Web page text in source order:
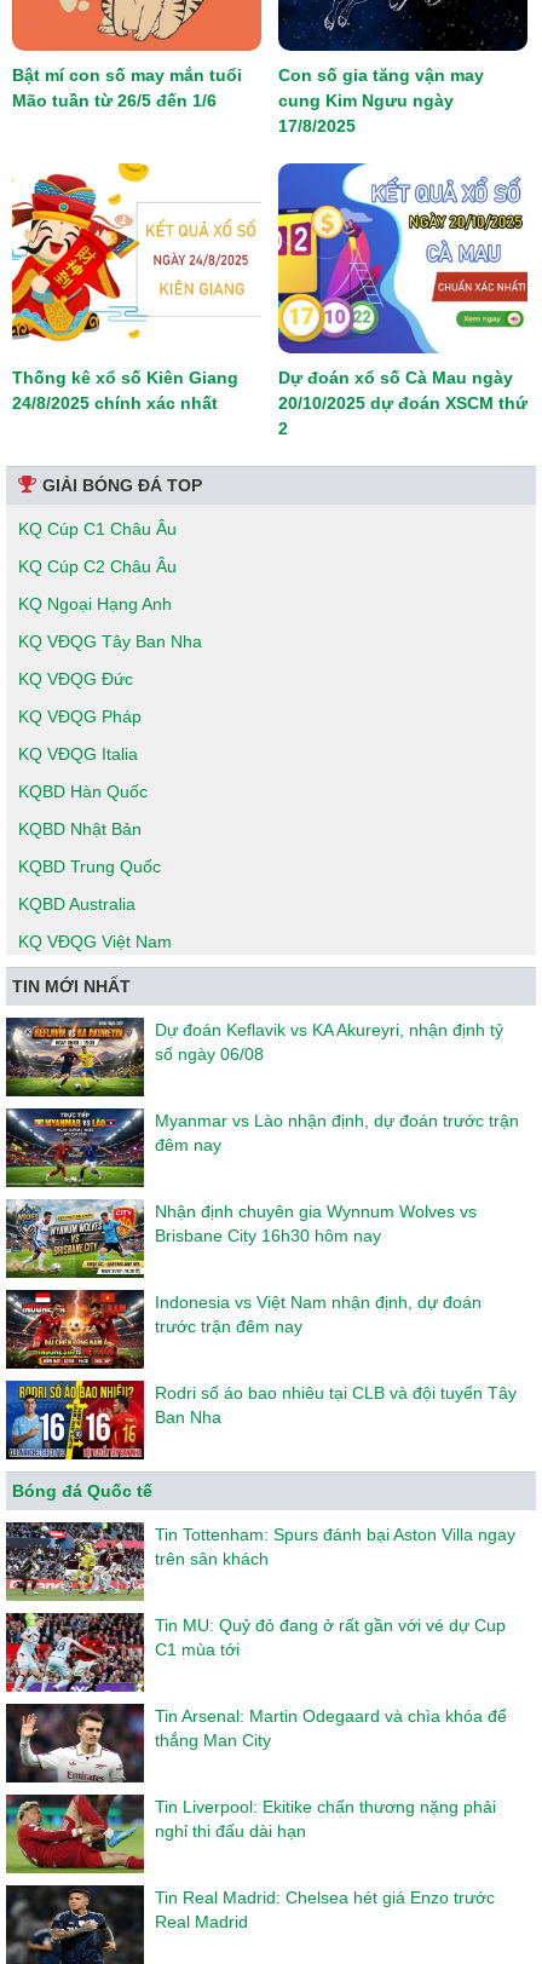
Bật mí con số may mắn tuổi
Mão tuần từ 26/5 đến 1/6
Con số gia tăng vận may
cung Kim Ngưu ngày
17/8/2025
Thống kê xổ số Kiên Giang
24/8/2025 chính xác nhất
Dự đoán xổ số Cà Mau ngày
20/10/2025 dự đoán XSCM thứ
2
GIẢI BÓNG ĐÁ TOP
KQ Cúp C1 Châu Âu
KQ Cúp C2 Châu Âu
KQ Ngoại Hạng Anh
KQ VĐQG Tây Ban Nha
KQ VĐQG Đức
KQ VĐQG Pháp
KQ VĐQG Italia
KQBD Hàn Quốc
KQBD Nhật Bản
KQBD Trung Quốc
KQBD Australia
KQ VĐQG Việt Nam
TIN MỚI NHẤT
Dự đoán Keflavik vs KA Akureyri, nhận định tỷ
số ngày 06/08
Myanmar vs Lào nhận định, dự đoán trước trận
đêm nay
Nhận định chuyên gia Wynnum Wolves vs
Brisbane City 16h30 hôm nay
Indonesia vs Việt Nam nhận định, dự đoán
trước trận đêm nay
Rodri số áo bao nhiêu tại CLB và đội tuyển Tây
Ban Nha
Bóng đá Quốc tế
Tin Tottenham: Spurs đánh bại Aston Villa ngay
trên sân khách
Tin MU: Quỷ đỏ đang ở rất gần với vé dự Cup
C1 mùa tới
Tin Arsenal: Martin Odegaard và chìa khóa để
thắng Man City
Tin Liverpool: Ekitike chấn thương nặng phải
nghỉ thi đấu dài hạn
Tin Real Madrid: Chelsea hét giá Enzo trước
Real Madrid